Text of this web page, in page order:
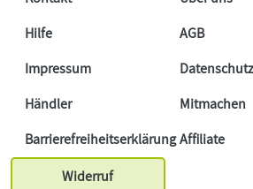
Hilfe
AGB
Impressum
Datenschutz
Händler
Mitmachen
BarrierefreiheitserklärungAffiliate
Widerruf